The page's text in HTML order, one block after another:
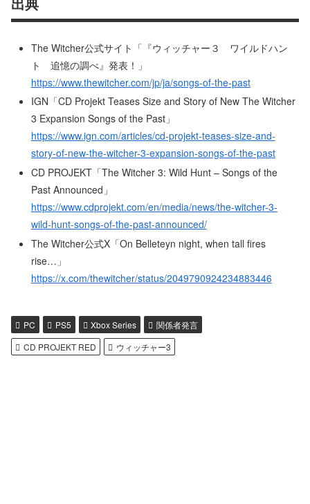
The Witcher公式サイト「『ウィッチャー３ ワイルドハン
ト 追憶の調べ』発表！」
https://www.thewitcher.com/jp/ja/songs-of-the-past
IGN「CD Projekt Teases Size and Story of New The Witcher
3 Expansion Songs of the Past」
https://www.ign.com/articles/cd-projekt-teases-size-and-
story-of-new-the-witcher-3-expansion-songs-of-the-past
CD PROJEKT「The Witcher 3: Wild Hunt – Songs of the
Past Announced」
https://www.cdprojekt.com/en/media/news/the-witcher-3-
wild-hunt-songs-of-the-past-announced/
The Witcher公式X「On Belleteyn night, when tall fires
rise…」
https://x.com/thewitcher/status/2049790924234883446
PC PS5 Xbox Series
関係者発言
CD PROJEKT RED
ウィッチャー3